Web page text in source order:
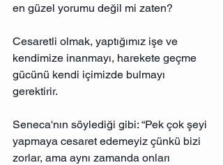
en güzel yorumu değil mi zaten?
Cesaretli olmak, yaptığımız işe ve
kendimize inanmayı, harekete geçme
gücünü kendi içimizde bulmayı
gerektirir.
Seneca'nın söylediği gibi: “Pek çok şeyi
yapmaya cesaret edemeyiz çünkü bizi
zorlar, ama aynı zamanda onları